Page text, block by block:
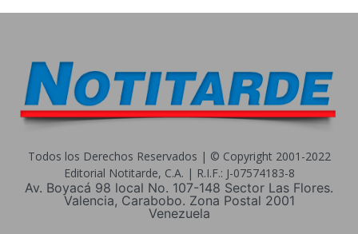
Todos los Derechos Reservados | © Copyright 2001-2022
Editorial Notitarde, C.A. | R.I.F.: J-07574183-8
Av. Boyacá 98 local No. 107-148 Sector Las Flores.
Valencia, Carabobo. Zona Postal 2001
Venezuela